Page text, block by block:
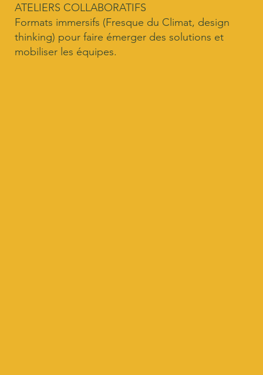
ATELIERS COLLABORATIFS
Formats immersifs (Fresque du Climat, design
thinking) pour faire émerger des solutions et
mobiliser les équipes.